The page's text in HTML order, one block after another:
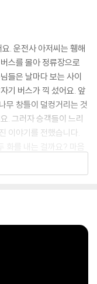
. 운전사 아저씨는 휑해
스를 몰아 정류장으로
들은 날마다 보는 사이
기 버스가 끽 섰어요. 앞
무 창틀이 덜컹거리는 것
. 그러자 승객들이 느리
이야기를 전했습니다.
화를 내는 걸까요? 마음